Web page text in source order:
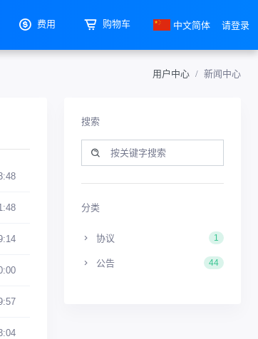
费用 购物车 中文简体 请登录
用户中心 新闻中心
搜索
分类
协议 1
公告 44